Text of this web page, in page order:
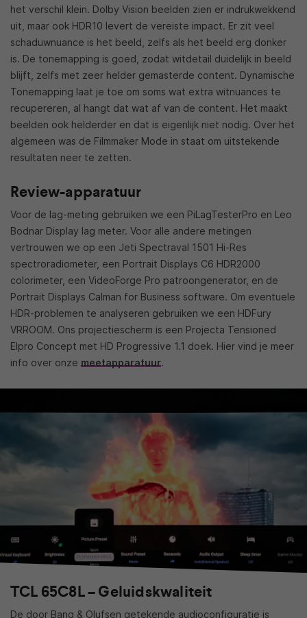
het verschil klein. Dolby Vision beelden zien er indrukwekkend
uit, maar ook HDR10 levert de vereiste impact. Er zit veel
schaduwnuance is het beeld, zelfs als het beeld erg donker
is. De tonemapping is goed, zodat witdetail duidelijk in beeld
blijft, zelfs met zeer helder gemasterde content. Dynamische
Tonemapping laat je toe om soms wat extra witnuances te
recupereren, al hangt dat wat af van de content. Het maakt
beelden ook helderder en dat is eigenlijk niet nodig. Over het
algemeen was de Filmmaker Mode in staat om uitstekende
resultaten neer te zetten.
Review-apparatuur
Voor de lag-meting gebruiken we een PiLagTesterPro en Leo
Bodnar Display lag meter. Voor alle andere metingen
vertrouwen we op een Jeti Spectraval 1501 Hi-Res
spectroradiometer, een Portrait Displays C6 HDR2000
colorimeter, een VideoForge Pro patroongenerator, en de
Portrait Displays Calman for Business software. Om eventuele
HDR-problemen te analyseren gebruiken we een HDFury
VRROOM. Ons projectiescherm is een Projecta Tensioned
Elpro Concept met HD Progressive 1.1 doek. Hier vind je meer
info over onze meetapparatuur.
TCL 65C8L – Geluidskwaliteit
De door Bang & Olufsen getekende audioconfiguratie is